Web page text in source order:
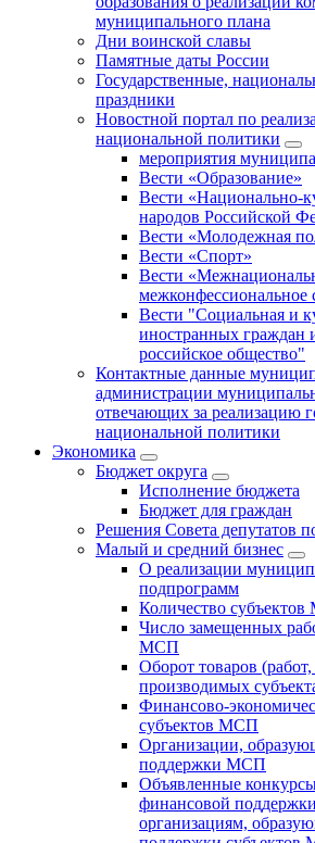
муниципального плана
Дни воинской славы
Памятные даты России
Государственные,
праздники
Новостной портал по
национальной политики
мероприятия
Вести «Образование»
Вести «Национально-
народов Российской
Вести «Молодежная
Вести «Спорт»
Вести
межконфессиональное
Вести "Социальная и
иностранных граждан
российское общество"
Контактные данные
администрации
отвечающих за реализацию
национальной политики
Экономика
Бюджет округa
Исполнение бюджета
Бюджет для граждан
Решения Совета депутатов
Малый и средний бизнес
О реализации
подпрограмм
Количество
Число замещенных
МСП
Оборот товаров (работ,
производимых
Финансово-
субъектов МСП
Организации,
поддержки МСП
Объявленные
финансовой
организациям,